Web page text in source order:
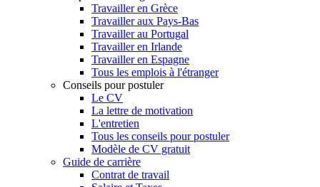
Travailler en Grèce
Travailler aux Pays-Bas
Travailler au Portugal
Travailler en Irlande
Travailler en Espagne
Tous les emplois à l'étranger
Conseils pour postuler
Le CV
La lettre de motivation
L'entretien
Tous les conseils pour postuler
Modèle de CV gratuit
Guide de carrière
Contrat de travail